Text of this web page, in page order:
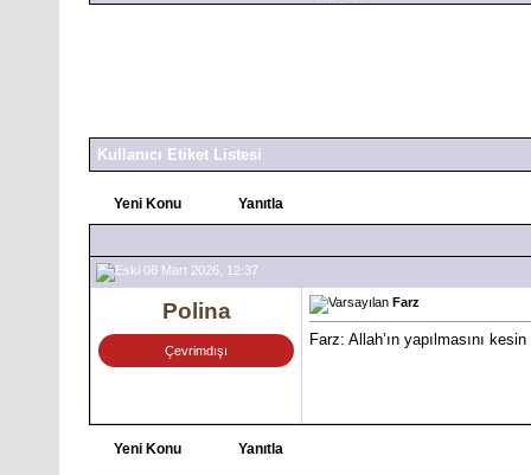
Kullanıcı Etiket Listesi
Yeni Konu Yanıtla
08 Mart 2026, 12:37
Polina
Çevrimdışı
Farz
Farz: Allah’ın yapılmasını
Yeni Konu Yanıtla